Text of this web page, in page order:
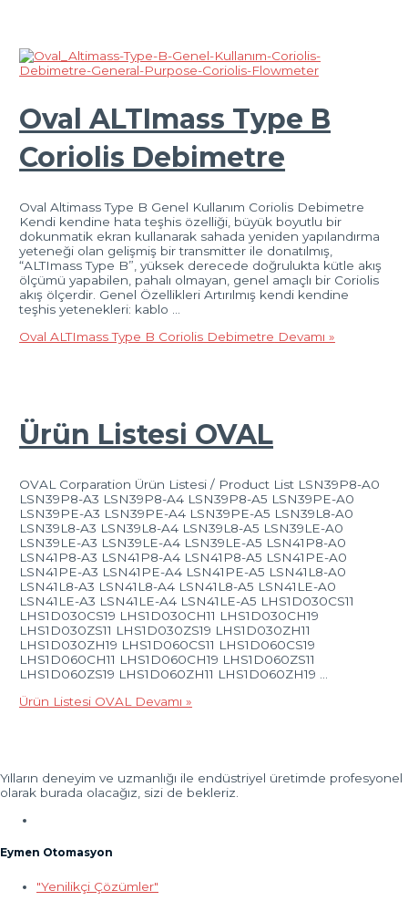
Oval ALTImass Type B
Coriolis Debimetre
Oval Altimass Type B Genel Kullanım Coriolis Debimetre
Kendi kendine hata teşhis özelliği, büyük boyutlu bir
dokunmatik ekran kullanarak sahada yeniden yapılandırma
yeteneği olan gelişmiş bir transmitter ile donatılmış,
“ALTImass Type B”, yüksek derecede doğrulukta kütle akış
ölçümü yapabilen, pahalı olmayan, genel amaçlı bir Coriolis
akış ölçerdir. Genel Özellikleri Artırılmış kendi kendine
teşhis yetenekleri: kablo …
Oval ALTImass Type B Coriolis Debimetre Devamı »
Ürün Listesi OVAL
OVAL Corparation Ürün Listesi / Product List LSN39P8-A0
LSN39P8-A3 LSN39P8-A4 LSN39P8-A5 LSN39PE-A0
LSN39PE-A3 LSN39PE-A4 LSN39PE-A5 LSN39L8-A0
LSN39L8-A3 LSN39L8-A4 LSN39L8-A5 LSN39LE-A0
LSN39LE-A3 LSN39LE-A4 LSN39LE-A5 LSN41P8-A0
LSN41P8-A3 LSN41P8-A4 LSN41P8-A5 LSN41PE-A0
LSN41PE-A3 LSN41PE-A4 LSN41PE-A5 LSN41L8-A0
LSN41L8-A3 LSN41L8-A4 LSN41L8-A5 LSN41LE-A0
LSN41LE-A3 LSN41LE-A4 LSN41LE-A5 LHS1D030CS11
LHS1D030CS19 LHS1D030CH11 LHS1D030CH19
LHS1D030ZS11 LHS1D030ZS19 LHS1D030ZH11
LHS1D030ZH19 LHS1D060CS11 LHS1D060CS19
LHS1D060CH11 LHS1D060CH19 LHS1D060ZS11
LHS1D060ZS19 LHS1D060ZH11 LHS1D060ZH19 …
Ürün Listesi OVAL
Devamı »
Yılların deneyim ve uzmanlığı ile endüstriyel üretimde profesyonel
olarak burada olacağız, sizi de bekleriz.
Eymen Otomasyon
"Yenilikçi Çözümler"